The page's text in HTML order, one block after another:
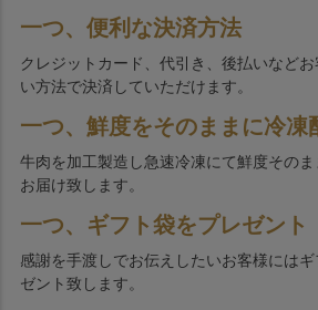
一つ、便利な決済方法
クレジットカード、代引き、後払いなど
い方法で決済していただけます。
一つ、鮮度をそのままに冷凍
牛肉を加工製造し急速冷凍にて鮮度その
お届け致します。
一つ、ギフト袋をプレゼント
感謝を手渡しでお伝えしたいお客様には
ゼント致します。